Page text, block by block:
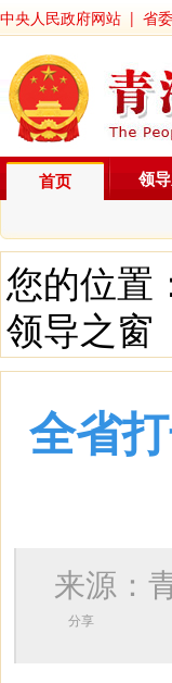
中央人民政府网站 | 省委
首页 领
您的位置
领导之窗
全省
来源：
分享